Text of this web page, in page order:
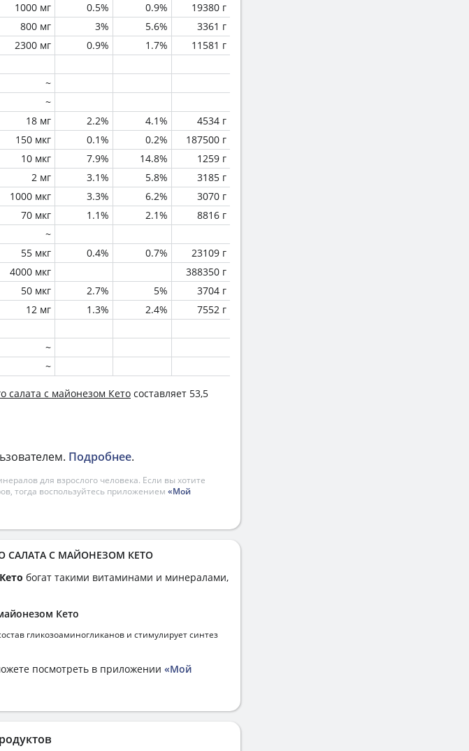
1000 мг 0.5% 0.9%
19380 г
800 мг 3% 5.6%
3361 г
2300 мг 0.9% 1.7% 11581 г
~
~
18 мг 2.2% 4.1%
4534 г
150 мкг 0.1% 0.2%
187500 г
10 мкг 7.9% 14.8%
1259 г
2 мг 3.1% 5.8%
3185 г
1000 мкг 3.3% 6.2%
3070 г
70 мкг 1.1% 2.1%
8816 г
~
55 мкг 0.4% 0.7%
23109 г
4000 мкг
388350 г
50 мкг 2.7% 5%
3704 г
12 мг 1.3% 2.4% 7552 г
~
~
салата с майонезом Кето составляет 53,5
Подробнее.
для взрослого человека. Если вы хотите
тогда воспользуйтесь приложением «Мой
САЛАТА С МАЙОНЕЗОМ КЕТО
богат такими витаминами и минералами,
Кето
гликозоаминогликанов и стимулирует синтез
посмотреть в приложении «Мой